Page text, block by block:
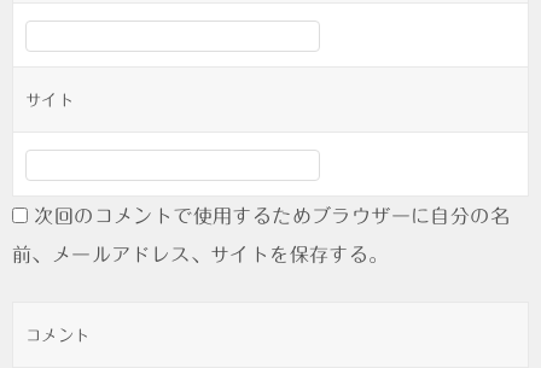
サイト
次回のコメントで使用するためブラウザーに自分の名
前、メールアドレス、サイトを保存する。
コメント